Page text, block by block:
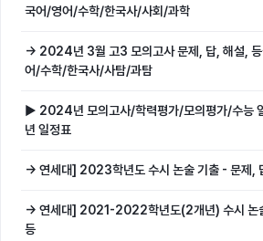
국어/영어/수학/한국사/사회/과학
→ 2024년 3월 고3 모의고사 문제, 답, 해설, 등
어/수학/한국사/사탐/과탐
▶ 2024년 모의고사/학력평가/모의평가/수능
년 일정표
→ 연세대] 2023학년도 수시 논술 기출 - 문제,
→ 연세대] 2021-2022학년도(2개년) 수시 논
등